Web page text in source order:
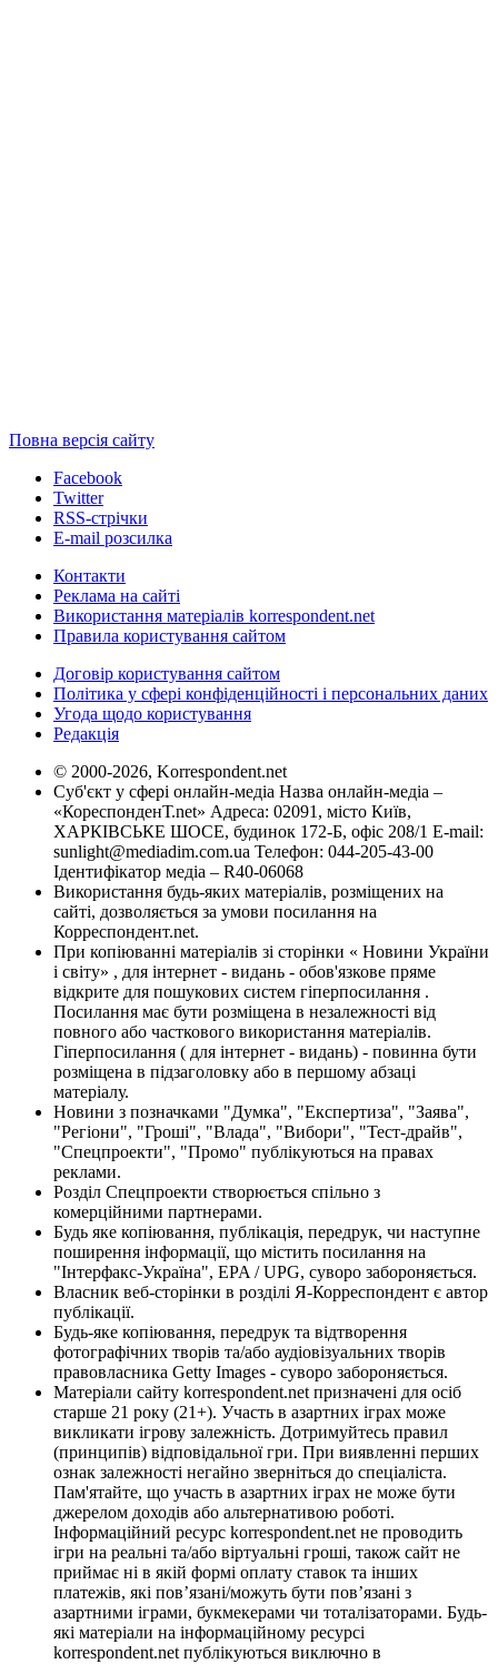
Повна версія сайту
Facebook
Twitter
RSS-стрічки
E-mail розсилка
Контакти
Реклама на сайті
Використання матеріалів korrespondent.net
Правила користування сайтом
Договір користування сайтом
Політика у сфері конфіденційності і персональних даних
Угода щодо користування
Редакція
© 2000-2026, Korrespondent.net
Суб'єкт у сфері онлайн-медіа Назва онлайн-медіа –
«КореспонденТ.net» Адреса: 02091, місто Київ,
ХАРКІВСЬКЕ ШОСЕ, будинок 172-Б, офіс 208/1 E-mail:
sunlight@mediadim.com.ua Телефон: 044-205-43-00
Ідентифікатор медіа – R40-06068
Використання будь-яких матеріалів, розміщених на
сайті, дозволяється за умови посилання на
Корреспондент.net.
При копіюванні матеріалів зі сторінки « Новини України
і світу» , для інтернет - видань - обов'язкове пряме
відкрите для пошукових систем гіперпосилання .
Посилання має бути розміщена в незалежності від
повного або часткового використання матеріалів.
Гіперпосилання ( для інтернет - видань) - повинна бути
розміщена в підзаголовку або в першому абзаці
матеріалу.
Новини з позначками "Думка", "Експертиза", "Заява",
"Регіони", "Гроші", "Влада", "Вибори", "Тест-драйв",
"Спецпроекти", "Промо" публікуються на правах
реклами.
Розділ Спецпроекти створюється спільно з
комерційними партнерами.
Будь яке копіювання, публікація, передрук, чи наступне
поширення інформації, що містить посилання на
"Інтерфакс-Україна", EPA / UPG, суворо забороняється.
Власник веб-сторінки в розділі Я-Корреспондент є автор
публікації.
Будь-яке копіювання, передрук та відтворення
фотографічних творів та/або аудіовізуальних творів
правовласника Getty Images - суворо забороняється.
Матеріали сайту korrespondent.net призначені для осіб
старше 21 року (21+). Участь в азартних іграх може
викликати ігрову залежність. Дотримуйтесь правил
(принципів) відповідальної гри. При виявленні перших
ознак залежності негайно зверніться до спеціаліста.
Пам'ятайте, що участь в азартних іграх не може бути
джерелом доходів або альтернативою роботі.
Інформаційний ресурс korrespondent.net не проводить
ігри на реальні та/або віртуальні гроші, також сайт не
приймає ні в якій формі оплату ставок та інших
платежів, які пов’язані/можуть бути пов’язані з
азартними іграми, букмекерами чи тоталізаторами. Будь-
які матеріали на інформаційному ресурсі
korrespondent.net публікуються виключно в